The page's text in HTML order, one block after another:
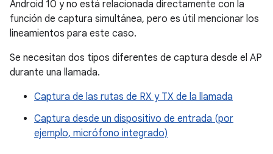
Android 10 y no está relacionada directamente con la
función de captura simultánea, pero es útil mencionar los
lineamientos para este caso.
Se necesitan dos tipos diferentes de captura desde el AP
durante una llamada.
Captura de las rutas de RX y TX de la llamada
Captura desde un dispositivo de entrada (por
ejemplo, micrófono integrado)